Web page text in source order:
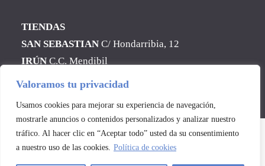
Valoramos tu privacidad
Usamos cookies para mejorar su experiencia de navegación,
mostrarle anuncios o contenidos personalizados y analizar nuestro
tráfico. Al hacer clic en “Aceptar todo” usted da su consentimiento
a nuestro uso de las cookies. Política de cookies
TIENDAS
SAN SEBASTIAN C/ Hondarribia, 12
IRÚN C.C. Mendibil
Web desarrollada porNube Comunicación